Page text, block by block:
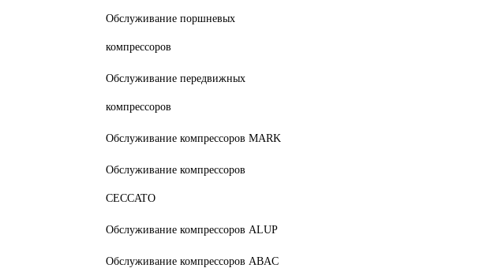
Обслуживание поршневых
компрессоров
Обслуживание передвижных
компрессоров
Обслуживание компрессоров MARK
Обслуживание компрессоров
CECCATO
Обслуживание компрессоров ALUP
Обслуживание компрессоров ABAC